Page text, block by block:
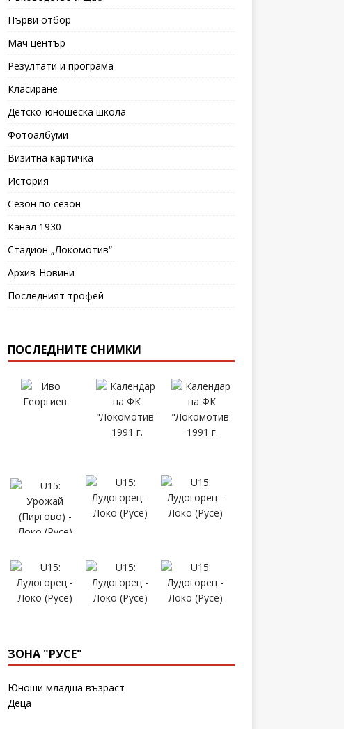
Първи отбор
Мач център
Резултати и програма
Класиране
Детско-юношеска школа
Фотоалбуми
Визитна картичка
История
Сезон по сезон
Канал 1930
Стадион „Локомотив“
Архив-Новини
Последният трофей
ПОСЛЕДНИТЕ СНИМКИ
ЗОНА "РУСЕ"
Юноши младша възраст
Деца